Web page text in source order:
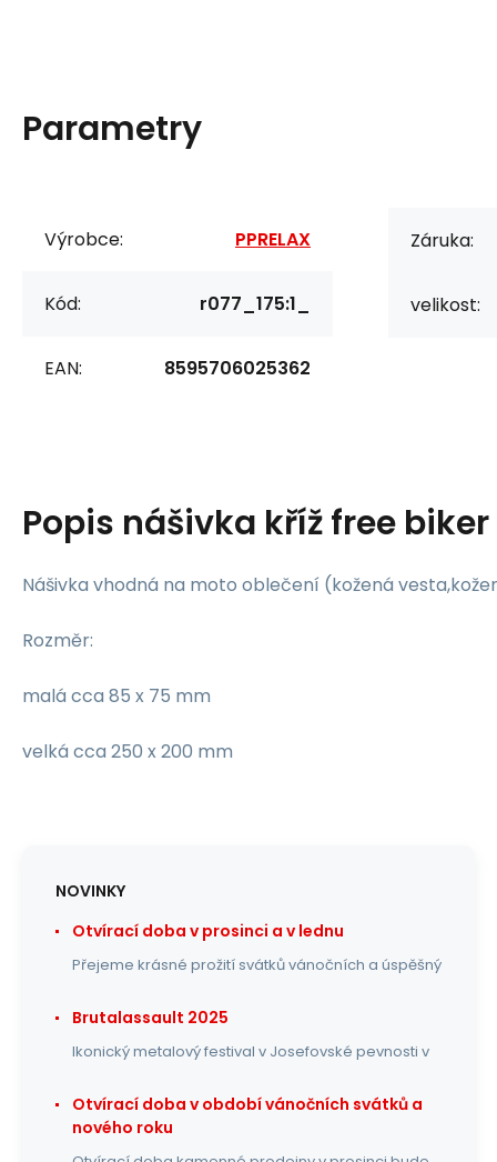
Parametry
Výrobce: PPRELAX
Kód: r077_175:1_
EAN: 8595706025362
Záruka:
velikost:
Popis nášivka kříž free biker
Nášivka vhodná na moto oblečení (kožená
Rozměr:
malá cca 85 x 75 mm
velká cca 250 x 200 mm
NOVINKY
Otvírací doba v prosinci a v lednu
Přejeme krásné prožití svátků vánočních a úspěšný
Brutalassault 2025
Ikonický metalový festival v Josefovské pevnosti v
Otvírací doba v období vánočních svátků a
nového roku